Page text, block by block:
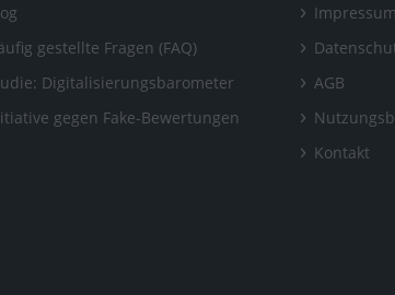
gestellte Fragen (FAQ)
Digitalisierungsbarometer
gegen Fake-Bewertungen
Impressum
AGB
Kontakt